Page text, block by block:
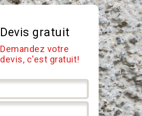
Devis gratuit
Demandez votre
devis, c'est gratuit!